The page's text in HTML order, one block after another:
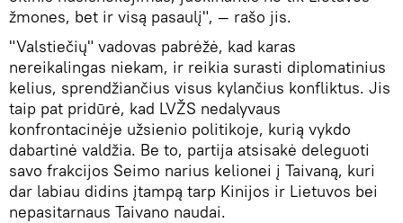
žmones, bet ir visą pasaulį", — rašo jis.
"Valstiečių" vadovas pabrėžė, kad karas
nereikalingas niekam, ir reikia surasti diplomatinius
kelius, sprendžiančius visus kylančius konfliktus. Jis
taip pat pridūrė, kad LVŽS nedalyvaus
konfrontacinėje užsienio politikoje, kurią vykdo
dabartinė valdžia. Be to, partija atsisakė deleguoti
savo frakcijos Seimo narius kelionei į Taivaną, kuri
dar labiau didins įtampą tarp Kinijos ir Lietuvos bei
nepasitarnaus Taivano naudai.